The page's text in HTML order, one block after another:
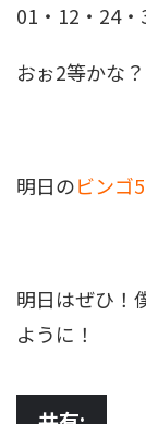
01・12・24
おぉ2等かな？
明日のビンゴ5
明日はぜひ！
ように！